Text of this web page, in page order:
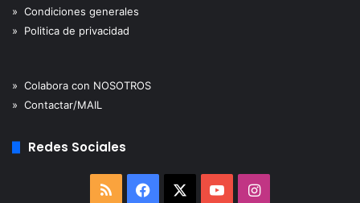
» Condiciones generales
» Politica de privacidad
» Colabora con NOSOTROS
» Contactar/MAIL
Redes Sociales
RSS Facebook YouTubeInstagram